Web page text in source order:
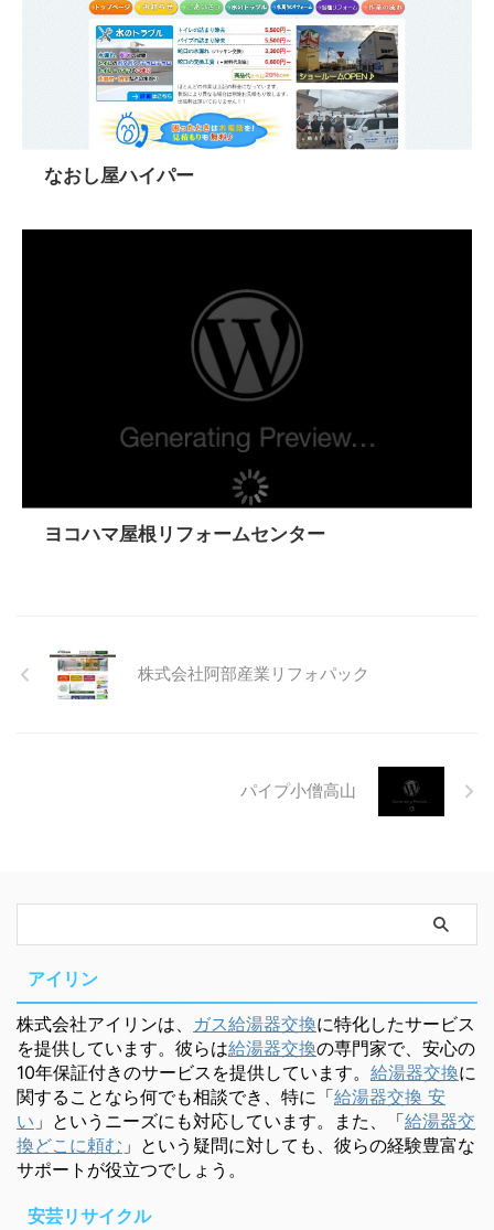
なおし屋ハイパー
ヨコハマ屋根リフォームセンター
株式会社阿部産業リフォパック
パイプ小僧高山
アイリン
株式会社アイリンは、 ガス給湯器交換に特化したサービス
を提供しています。彼らは給湯器交換の専門家で、安心の
10年保証付きのサービスを提供しています。 給湯器交換に
関することなら何でも相談でき、特に「給湯器交換 安
い 」というニーズにも対応しています。また、「給湯器交
換どこに頼む 」という疑問に対しても、彼らの経験豊富な
サポートが役立つでしょう。
安芸リサイクル